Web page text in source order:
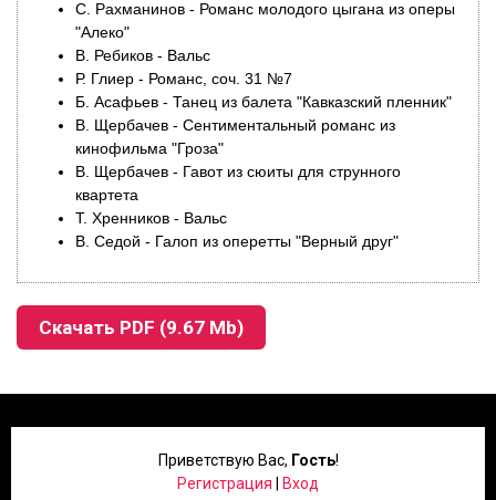
С. Рахманинов - Романс молодого цыгана из оперы
"Алеко"
В. Ребиков - Вальс
Р. Глиер - Романс, соч. 31 №7
Б. Асафьев - Танец из балета "Кавказский пленник"
В. Щербачев - Сентиментальный романс из
кинофильма "Гроза"
В. Щербачев - Гавот из сюиты для струнного
квартета
Т. Хренников - Вальс
В. Седой - Галоп из оперетты "Верный друг"
Скачать PDF (9.67 Mb)
Приветствую Вас, Гость!
Регистрация
Вход